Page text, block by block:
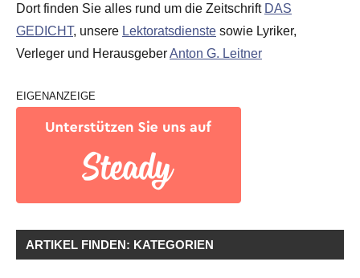
Dort finden Sie alles rund um die Zeitschrift DAS
GEDICHT, unsere Lektoratsdienste sowie Lyriker,
Verleger und HerausgeberAnton G. Leitner
EIGENANZEIGE
ARTIKEL FINDEN: KATEGORIEN